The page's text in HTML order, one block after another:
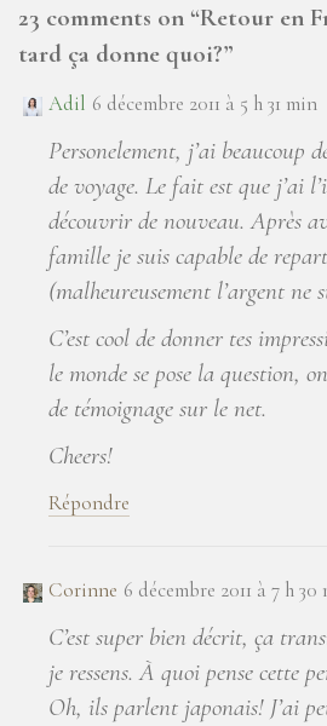
23 comments on “Retour en
tard ça donne quoi?”
Adil 6 décembre 2011 à 5 h 31 min
Personelement, j’ai beaucoup
de voyage. Le fait est que j’ai
découvrir de nouveau. Après
famille je suis capable de
(malheureusement l’argent ne
C’est cool de donner tes
le monde se pose la question,
de témoignage sur le net.
Cheers!
Répondre
Corinne 6 décembre 2011 à 7 h 30
C’est super bien décrit, ça
je ressens. À quoi pense cette
Oh, ils parlent japonais! J’ai